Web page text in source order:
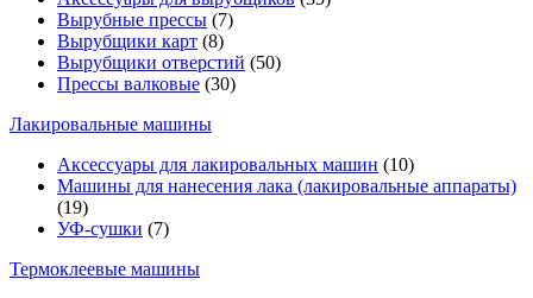
Вырубные прессы (7)
Вырубщики карт (8)
Вырубщики отверстий (50)
Прессы валковые (30)
Лакировальные машины
Аксессуары для лакировальных машин (10)
Машины для нанесения лака (лакировальные аппараты)
(19)
УФ-сушки (7)
Термоклеевые машины